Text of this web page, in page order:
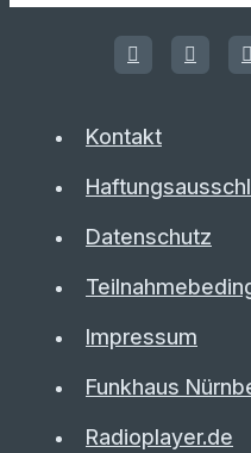
Kontakt
Datenschutz
Impressum
Funkhaus
Radioplayer.de